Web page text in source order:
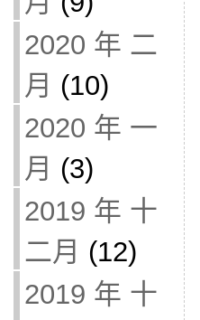
2020 年 二
月 (10)
2020 年 一
月 (3)
2019 年 十
二月 (12)
2019 年 十